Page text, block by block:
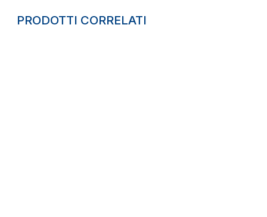
PRODOTTI CORRELATI